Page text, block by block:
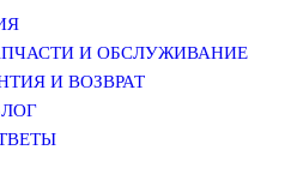
И ОБСЛУЖИВАНИЕ
И ВОЗВРАТ